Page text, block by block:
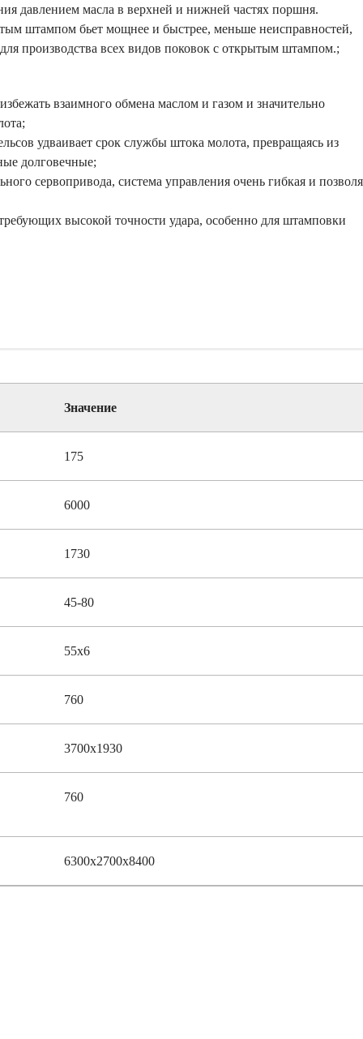
давлением масла в верхней и нижней частях поршня.
штампом бьет мощнее и быстрее, меньше неисправностей,
производства всех видов поковок с открытым штампом.;
взаимного обмена маслом и газом и значительно
удваивает срок службы штока молота, превращаясь из
долговечные;
сервопривода, система управления очень гибкая и
высокой точности удара, особенно для штамповки
Значение
175
6000
1730
45-80
55х6
760
3700х1930
760
6300х2700х8400